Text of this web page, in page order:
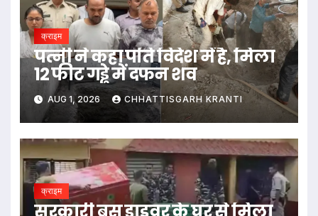
क्राइम
पत्नी ने कहा पति विदेश में है, मिला
12 फीट गड्ढे में दफन शव
AUG 1, 2026 CHHATTISGARH KRANTI
क्राइम